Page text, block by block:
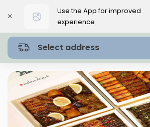
Use the App for improved
experience
Select address